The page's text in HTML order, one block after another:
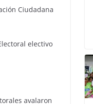
Ciudadana
electivo
avalaron